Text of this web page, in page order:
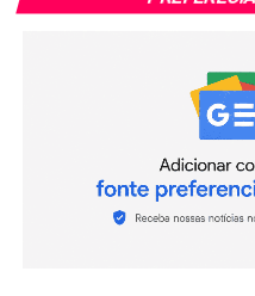
melhorar o setor no médio
TÓPICOS RELACIONADOS: